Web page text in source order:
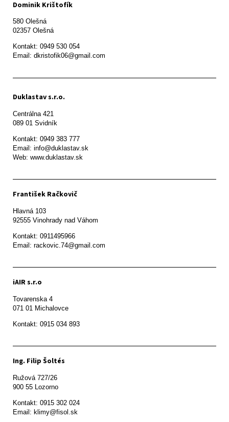
Dominik Krištofík
580 Olešná
Kontakt: 0949 530 054
Email: dkristofik06@gmail.com
Duklastav s.r.o.
Centrálna 421
089 01 Svidník
Kontakt: 0949 383 777
Email: info@duklastav.sk
Web: www.duklastav.sk
František Račkovič
Hlavná 103
92555 Vinohrady nad Váhom
Kontakt: 0911495966
Email: rackovic.74@gmail.com
iAIR s.r.o
Tovarenska 4
071 01 Michalovce
Ing. Filip Šoltés
Ružová 727/26
900 55 Lozorno
Kontakt: 0915 302 024
Email: klimy@fisol.sk